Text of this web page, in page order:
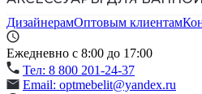
ДизайнерамОптовым клиентам
Ежедневно с 8:00 до 17:00
Тел: 8 800 201-24-37
Email: optmebelit@yandex.ru